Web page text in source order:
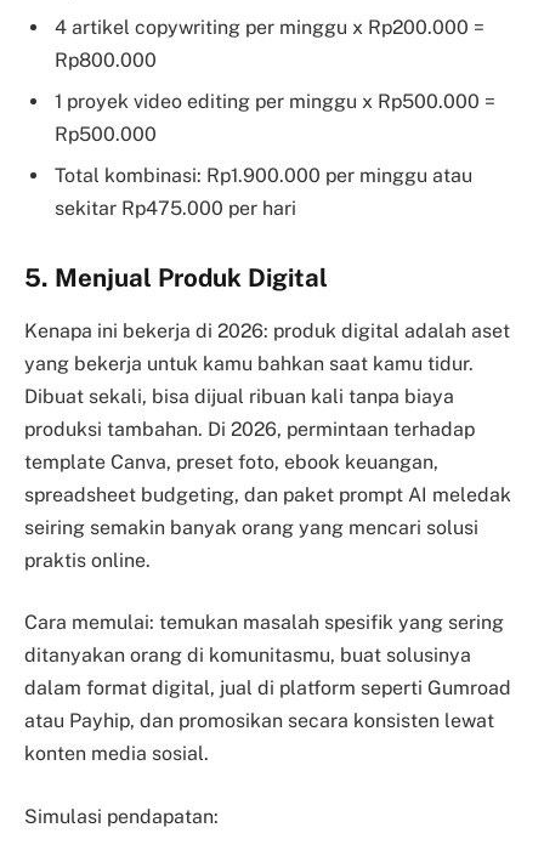
4 artikel copywriting per minggu x Rp200.000 =
Rp800.000
1 proyek video editing per minggu x Rp500.000 =
Rp500.000
Total kombinasi: Rp1.900.000 per minggu atau
sekitar Rp475.000 per hari
5. Menjual Produk Digital
Kenapa ini bekerja di 2026: produk digital adalah aset
yang bekerja untuk kamu bahkan saat kamu tidur.
Dibuat sekali, bisa dijual ribuan kali tanpa biaya
produksi tambahan. Di 2026, permintaan terhadap
template Canva, preset foto, ebook keuangan,
spreadsheet budgeting, dan paket prompt AI meledak
seiring semakin banyak orang yang mencari solusi
praktis online.
Cara memulai: temukan masalah spesifik yang sering
ditanyakan orang di komunitasmu, buat solusinya
dalam format digital, jual di platform seperti Gumroad
atau Payhip, dan promosikan secara konsisten lewat
konten media sosial.
Simulasi pendapatan: